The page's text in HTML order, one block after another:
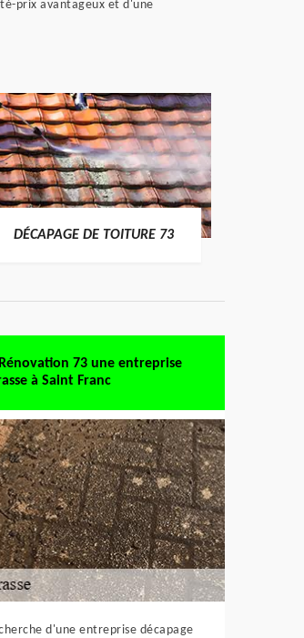
prix avantageux et d'une
DÉCAPAGE DE TOITURE 73
73 une entreprise
à Saint Franc
d'une entreprise décapage